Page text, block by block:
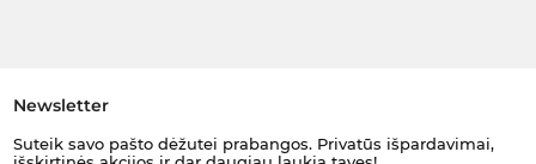
Newsletter
Suteik savo pašto dėžutei prabangos. Privatūs išpardavimai,